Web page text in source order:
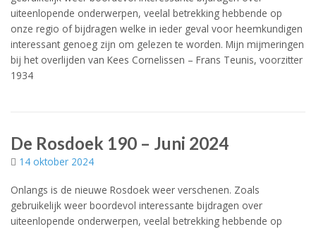
uiteenlopende onderwerpen, veelal betrekking hebbende op
onze regio of bijdragen welke in ieder geval voor heemkundigen
interessant genoeg zijn om gelezen te worden. Mijn mijmeringen
bij het overlijden van Kees Cornelissen – Frans Teunis, voorzitter
1934
De Rosdoek 190 – Juni 2024
14 oktober 2024
Onlangs is de nieuwe Rosdoek weer verschenen. Zoals
gebruikelijk weer boordevol interessante bijdragen over
uiteenlopende onderwerpen, veelal betrekking hebbende op